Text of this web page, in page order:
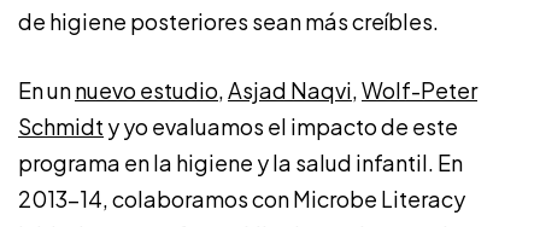
de higiene posteriores sean más creíbles.
En unnuevo estudio,Asjad Naqvi,Wolf-Peter
Schmidt y yo evaluamos el impacto de este
programa en la higiene y la salud infantil. En
2013-14, colaboramos con Microbe Literacy